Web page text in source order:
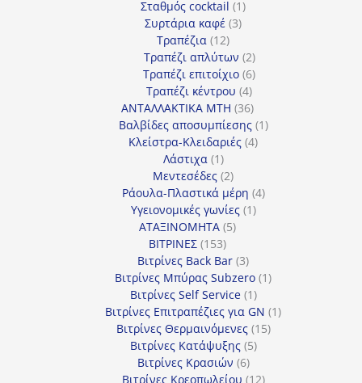
προϊόν
Σταθμός cocktail 11
Συρτάρια καφέ 33
Τραπέζια 1212
προϊόντα
Τραπέζι απλύτων 22
προϊόντα
Τραπέζι επιτοίχιο 66
προϊόντα
Τραπέζι κέντρου 44
προϊόντα
ΑΝΤΑΛΛΑΚΤΙΚΑ MTH 3636
προϊόντα
Βαλβίδες αποσυμπίεσης 11
Κλείστρα-Κλειδαριές 44
Λάστιχα 11
προϊόν
Μεντεσέδες 22
προϊόντα
Ράουλα-Πλαστικά μέρη 44
Υγειονομικές γωνίες 11
ΑΤΑΞΙΝΟΜΗΤΑ 55
ΒΙΤΡΙΝΕΣ 153153
προϊόντα
Βιτρίνες Back Bar 33
προϊόντα
Βιτρίνες Mπύρας Subzero 11
Βιτρίνες Self Service 11
προϊόν
Βιτρίνες Επιτραπέζιες για GN 11
Βιτρίνες Θερμαινόμενες 1515
Βιτρίνες Κατάψυξης 55
Βιτρίνες Κρασιών 66
προϊόντα
Βιτρίνες Κρεοπωλείου 1212